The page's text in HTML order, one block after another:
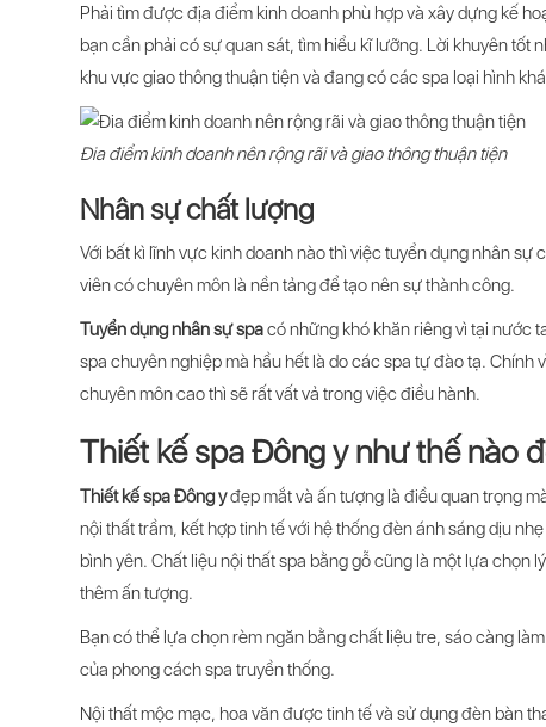
Phải tìm được địa điểm kinh doanh phù hợp và xây dựng kế
bạn cần phải có sự quan sát, tìm hiểu kĩ lưỡng. Lời khuyên tốt
khu vực giao thông thuận tiện và đang có các spa loại hình
Đia điểm kinh doanh nên rộng rãi và giao thông thuận tiện
Nhân sự chất lượng
Với bất kì lĩnh vực kinh doanh nào thì việc tuyển dụng nhân
viên có chuyên môn là nền tảng để tạo nên sự thành công.
Tuyển dụng nhân sự spacó những khó khăn riêng vì tại nước
spa chuyên nghiệp mà hầu hết là do các spa tự đào tạ.
chuyên môn cao thì sẽ rất vất vả trong việc điều hành.
Thiết kế spa Đông y như thế nào
Thiết kế spa Đông yđẹp mắt và ấn tượng là điều quan trọng
nội thất trầm, kết hợp tinh tế với hệ thống đèn ánh sáng dịu
bình yên. Chất liệu nội thất spa bằng gỗ cũng là một lựa
thêm ấn tượng.
Bạn có thể lựa chọn rèm ngăn bằng chất liệu tre, sáo càng
của phong cách spa truyền thống.
Nội thất mộc mạc, hoa văn được tinh tế và sử dụng đèn bàn